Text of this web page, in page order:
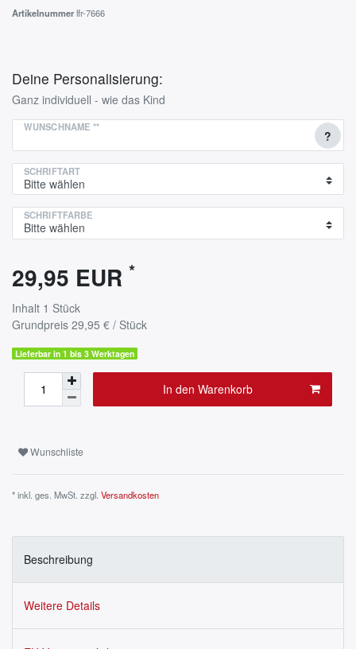
Artikelnummerlfr-7666
Deine Personalisierung:
Ganz individuell - wie das Kind
WUNSCHNAME **
?
SCHRIFTART
SCHRIFTFARBE
29,95 EUR *
Inhalt 1 Stück
Grundpreis 29,95 € / Stück
Lieferbar in 1 bis 3 Werktagen
In den Warenkorb
Wunschliste
* inkl. ges. MwSt. zzgl. Versandkosten
Beschreibung
Weitere Details